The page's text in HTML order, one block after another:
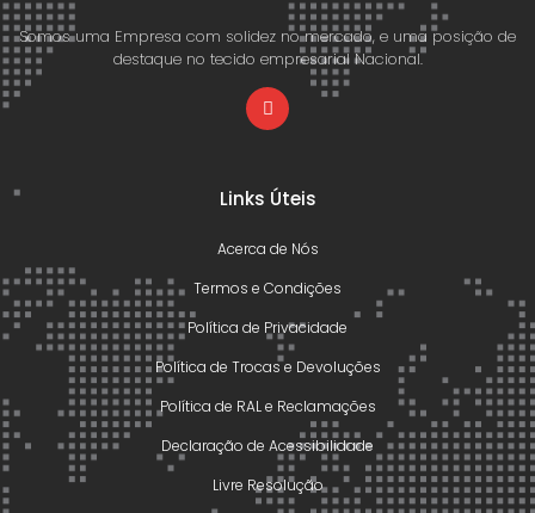
Somos uma Empresa com solidez no mercado, e uma posição de
destaque no tecido empresarial Nacional.
Links Úteis
Acerca de Nós
Termos e Condições
Política de Privacidade
Política de Trocas e Devoluções
Política de RAL e Reclamações
Declaração de Acessibilidade
Livre Resolução